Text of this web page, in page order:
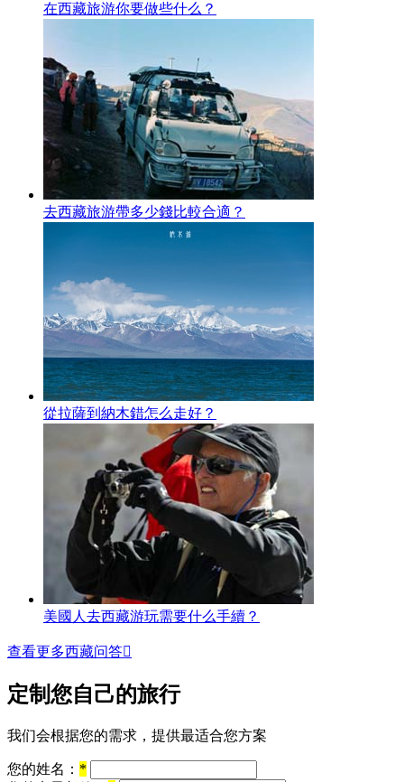
在西藏旅游你要做些什么？
去西藏旅游帶多少錢比較合適？
從拉薩到納木錯怎么走好？
美國人去西藏游玩需要什么手續？
查看更多西藏问答
定制您自己的旅行
我们会根据您的需求，提供最适合您方案
您的姓名： *